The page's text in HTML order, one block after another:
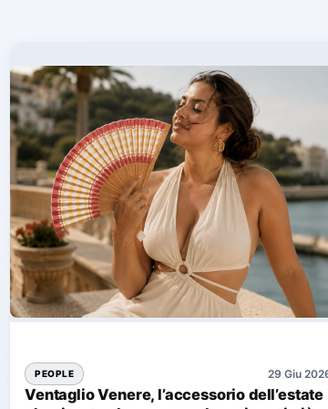
PEOPLE 29 Giu
Ventaglio Venere, l’accessorio dell’estate